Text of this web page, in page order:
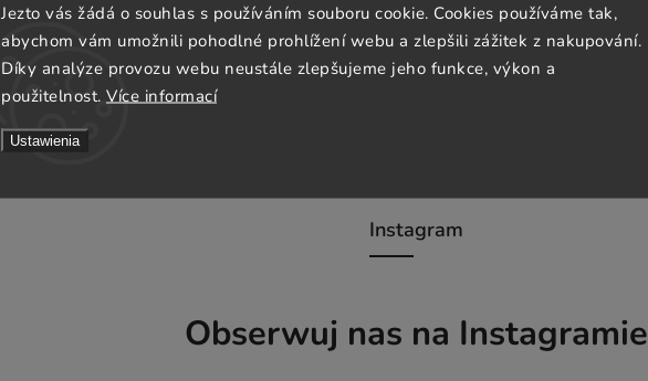
Jezto vás žádá o souhlas s používáním souboru cookie. Cookies používáme tak,
abychom vám umožnili pohodlné prohlížení webu a zlepšili zážitek z nakupování.
Díky analýze provozu webu neustále zlepšujeme jeho funkce, výkon a
použitelnost. Více informací
Ustawienia
Szczegóły
Instagram
Obserwuj nas na Instagramie